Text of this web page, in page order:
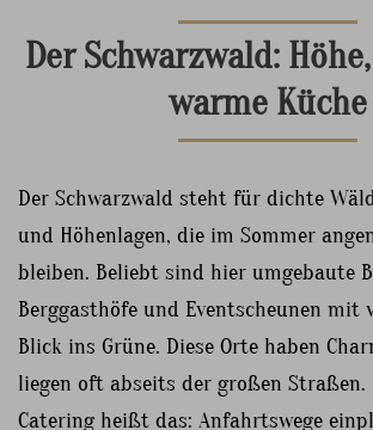
Der Schwarzwald:
warme Küche
Der Schwarzwald steht für dichte
und Höhenlagen, die im Sommer
bleiben. Beliebt sind hier umgebaute
Berggasthöfe und Eventscheunen mit
Blick ins Grüne. Diese Orte haben
liegen oft abseits der großen Straßen.
Catering heißt das: Anfahrtswege